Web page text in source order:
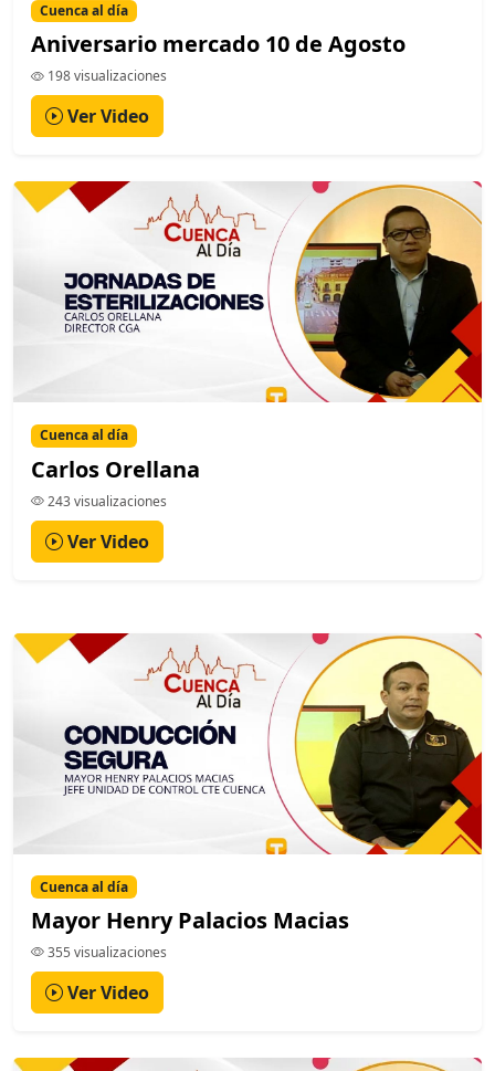
Cuenca al día
Aniversario mercado 10 de Agosto
198 visualizaciones
Ver Video
Cuenca al día
Carlos Orellana
243 visualizaciones
Ver Video
Cuenca al día
Mayor Henry Palacios Macias
355 visualizaciones
Ver Video